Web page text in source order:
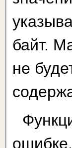
байт.
не